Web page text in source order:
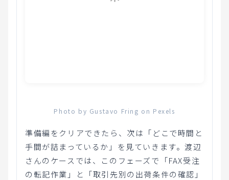
Photo by Gustavo Fring on Pexels
準備編をクリアできたら、次は「どこで時間と
手間が詰まっているか」を見ていきます。渡辺
さんのケースでは、このフェーズで「FAX受注
の転記作業」と「取引先別の出荷条件の確認」